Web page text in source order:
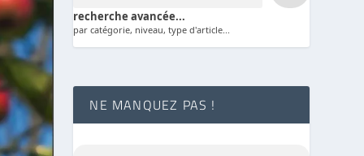
recherche avancée...
par catégorie, niveau, type d'article...
NE MANQUEZ PAS !